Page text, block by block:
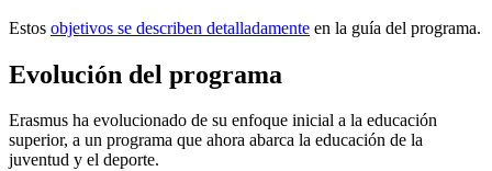
Estos objetivos se describen detalladamente en la guía del programa.
Evolución del programa
Erasmus ha evolucionado de su enfoque inicial a la educación
superior, a un programa que ahora abarca la educación de la
juventud y el deporte.